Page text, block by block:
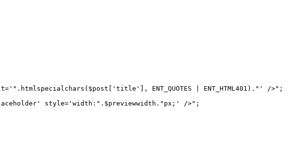
ENT_QUOTES | ENT_HTML401)."' />";
style='width:".$previewwidth."px;' />";